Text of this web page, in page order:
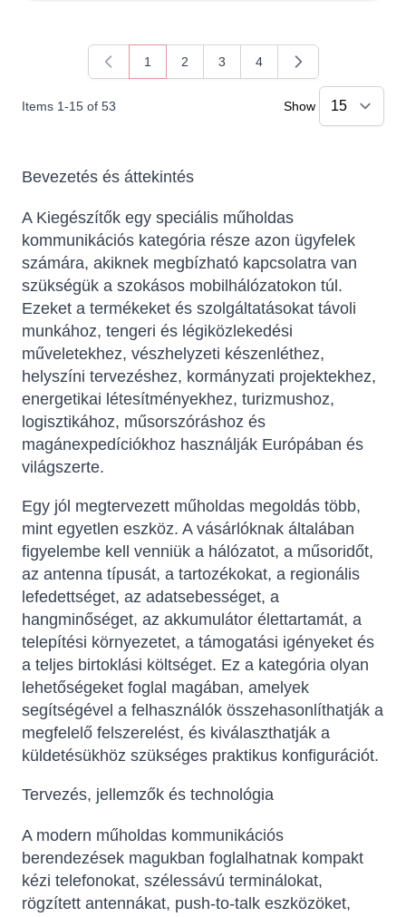
Items 1-15 of 53
You're currently reading page
1
Page
2
Page
3
Page
4
Show
Bevezetés és áttekintés
A Kiegészítők egy speciális műholdas
kommunikációs kategória része azon ügyfelek
számára, akiknek megbízható kapcsolatra van
szükségük a szokásos mobilhálózatokon túl.
Ezeket a termékeket és szolgáltatásokat távoli
munkához, tengeri és légiközlekedési
műveletekhez, vészhelyzeti készenléthez,
helyszíni tervezéshez, kormányzati projektekhez,
energetikai létesítményekhez, turizmushoz,
logisztikához, műsorszóráshoz és
magánexpedíciókhoz használják Európában és
világszerte.
Egy jól megtervezett műholdas megoldás több,
mint egyetlen eszköz. A vásárlóknak általában
figyelembe kell venniük a hálózatot, a műsoridőt,
az antenna típusát, a tartozékokat, a regionális
lefedettséget, az adatsebességet, a
hangminőséget, az akkumulátor élettartamát, a
telepítési környezetet, a támogatási igényeket és
a teljes birtoklási költséget. Ez a kategória olyan
lehetőségeket foglal magában, amelyek
segítségével a felhasználók összehasonlíthatják a
megfelelő felszerelést, és kiválaszthatják a
küldetésükhöz szükséges praktikus konfigurációt.
Tervezés, jellemzők és technológia
A modern műholdas kommunikációs
berendezések magukban foglalhatnak kompakt
kézi telefonokat, szélessávú terminálokat,
rögzített antennákat, push-to-talk eszközöket,